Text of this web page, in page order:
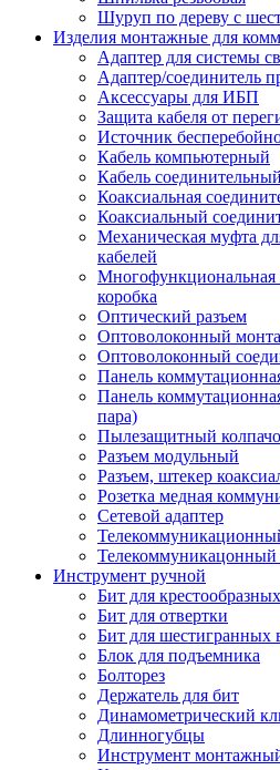
Шуруп по дереву с
Изделия монтажные для
Адаптер для системы
Адаптер/соединитель
Аксессуары для ИБП
Защита кабеля от
Источник
Кабель компьютерный
Кабель
Коаксиальная
Коаксиальный
Механическая муфта
кабелей
коробка
Оптический разъем
Оптоволоконный
Оптоволоконный
Панель
Панель
пара)
Пылезащитный
Разъем модульный
Разъем, штекер
Розетка медная
Сетевой адаптер
Телекоммуникацонный
Инструмент ручной
Бит для
Бит для отвертки
Бит для шестигранных
Блок для подъемника
Болторез
Держатель для бит
Динамометрический
Длинногубцы
Инструмент